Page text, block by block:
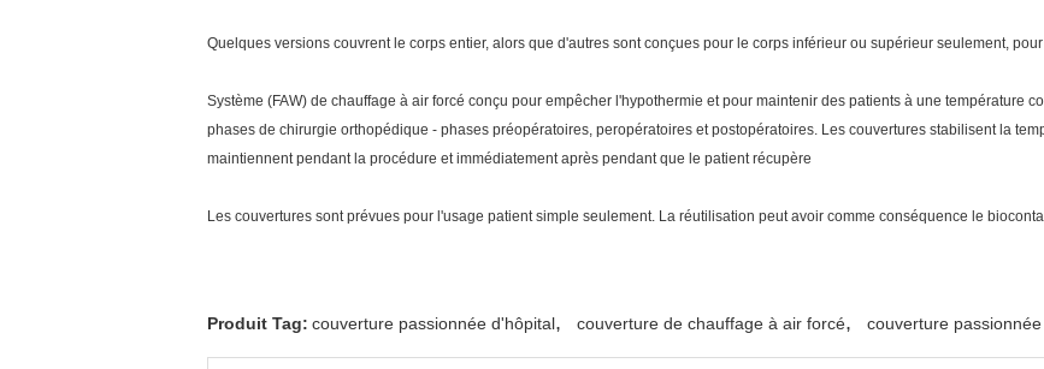
Quelques versions couvrent le corps entier, alors que d'autres sont conçues pour le corps inférieur ou supérieur seulement,
Système (FAW) de chauffage à air forcé conçu pour empêcher l'hypothermie et pour maintenir des patients à une température
phases de chirurgie orthopédique - phases préopératoires, peropératoires et postopératoires. Les couvertures stabilisent la
maintiennent pendant la procédure et immédiatement après pendant que le patient récupère
Les couvertures sont prévues pour l'usage patient simple seulement. La réutilisation peut avoir comme conséquence le
Produit Tag: couverture passionnée d'hôpital, couverture de chauffage à air forcé, couverture